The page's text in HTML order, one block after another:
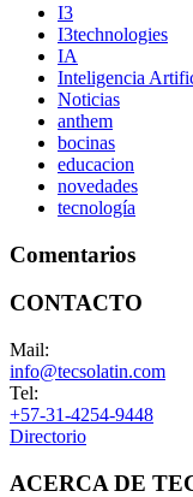
I3
I3technologies
IA
Inteligencia
Noticias
anthem
bocinas
educacion
novedades
tecnología
Comentarios
CONTACTO
Mail:
info@tecsolatin.com
Tel:
+57-31-4254-9448
Directorio
ACERCA DE